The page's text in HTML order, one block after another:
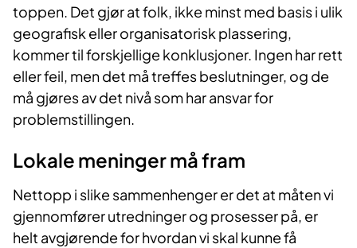
toppen. Det gjør at folk, ikke minst med basis i ulik
geografisk eller organisatorisk plassering,
kommer til forskjellige konklusjoner. Ingen har rett
eller feil, men det må treffes beslutninger, og de
må gjøres av det nivå som har ansvar for
problemstillingen.
​Lokale meninger må fram
Nettopp i slike sammenhenger er det at måten vi
gjennomfører utredninger og prosesser på, er
helt avgjørende for hvordan vi skal kunne få